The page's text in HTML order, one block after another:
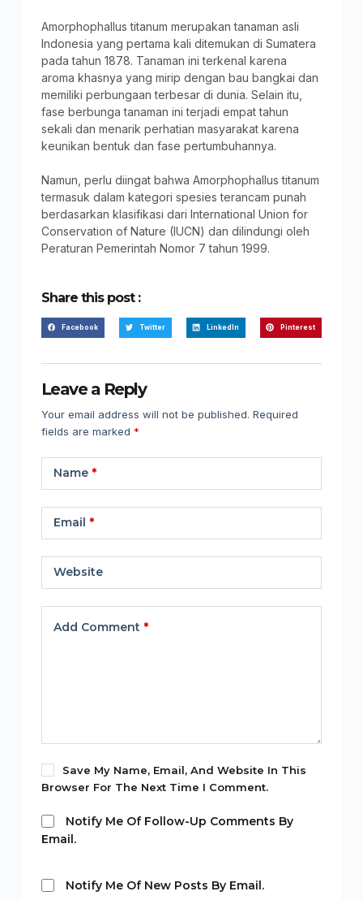
Amorphophallus titanum merupakan tanaman asli
Indonesia yang pertama kali ditemukan di Sumatera
pada tahun 1878. Tanaman ini terkenal karena
aroma khasnya yang mirip dengan bau bangkai dan
memiliki perbungaan terbesar di dunia. Selain itu,
fase berbunga tanaman ini terjadi empat tahun
sekali dan menarik perhatian masyarakat karena
keunikan bentuk dan fase pertumbuhannya.
Namun, perlu diingat bahwa Amorphophallus titanum
termasuk dalam kategori spesies terancam punah
berdasarkan klasifikasi dari International Union for
Conservation of Nature (IUCN) dan dilindungi oleh
Peraturan Pemerintah Nomor 7 tahun 1999.
Share this post :
Facebook Twitter LinkedIn Pinterest
Leave a Reply
Your email address will not be published. Required
fields are marked *
Name*
Email *
Website
Add Comment *
Save My Name, Email, And Website In This
Browser For The Next Time I Comment.
Notify Me Of Follow-Up Comments By
Email.
Notify Me Of New Posts By Email.